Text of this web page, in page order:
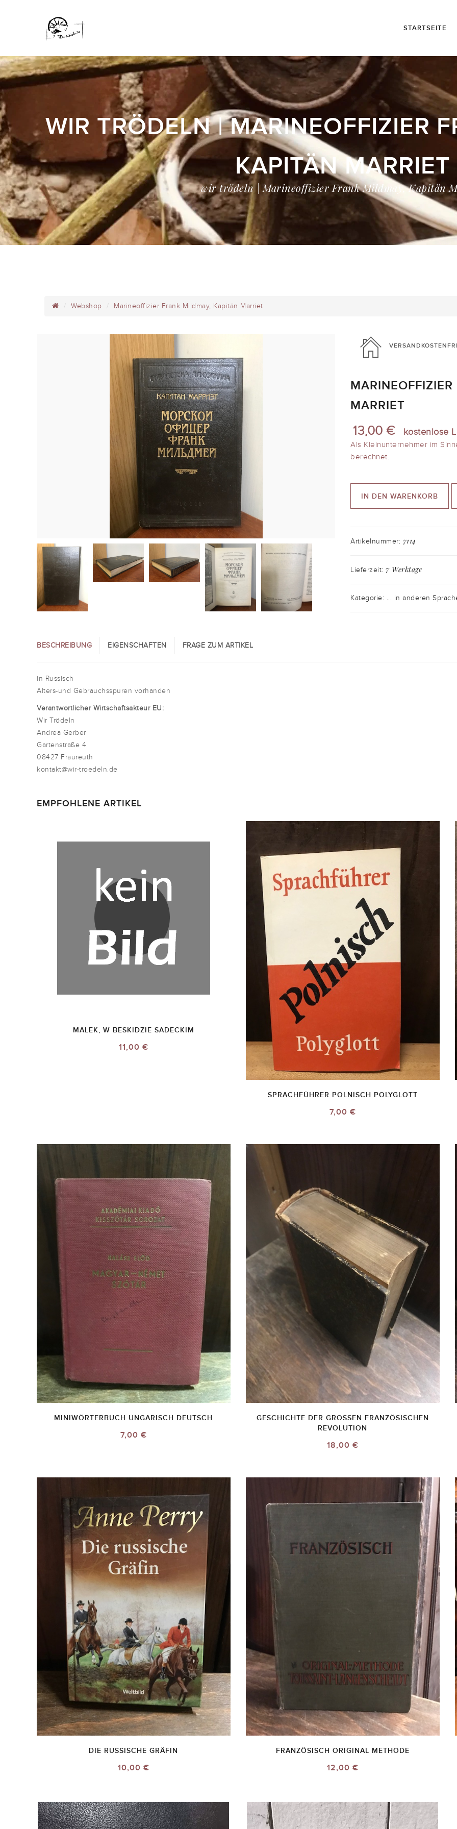
STARTSEITE
WIR TRÖDELN | MARINEOFFIZIER
KAPITÄN MARRIET
wir trödeln | Marineoffizier Frank Mildmay, Kapitän
Webshop Marineoffizier Frank Mildmay, Kapitän Marriet
MARRIET
13,00 € kostenlose
Als Kleinunternehmer im
berechnet.
IN DEN WARENKORB
Artikelnummer: 7114
Lieferzeit: 7 Werktage
Kategorie: ... in anderen
BESCHREIBUNG EIGENSCHAFTEN FRAGE ZUM ARTIKEL
in Russisch
Alters-und Gebrauchsspuren vorhanden
Verantwortlicher Wirtschaftsakteur EU:
Wir Trödeln
Andrea Gerber
Gartenstraße 4
08427 Fraureuth
kontakt@wir-troedeln.de
EMPFOHLENE ARTIKEL
MALEK, W BESKIDZIE SADECKIM
11,00 €
SPRACHFÜHRER POLNISCH POLYGLOTT
7,00 €
MINIWÖRTERBUCH UNGARISCH DEUTSCH
7,00 €
GESCHICHTE DER GROSSEN FRANZÖSISCHEN R
EVOLUTION
18,00 €
DIE RUSSISCHE GRÄFIN
10,00 €
FRANZÖSISCH ORIGINAL METHODE
12,00 €